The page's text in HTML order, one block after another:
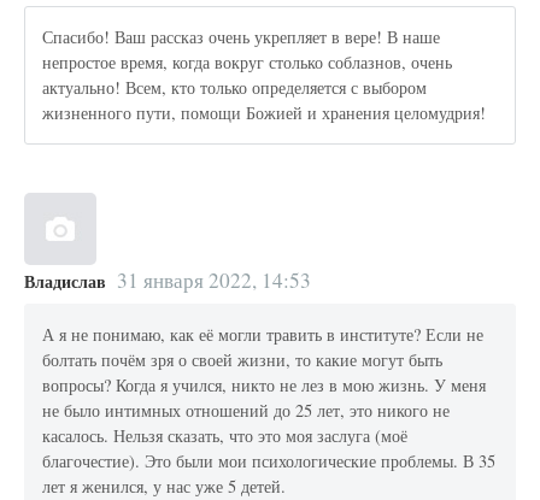
Спасибо! Ваш рассказ очень укрепляет в вере! В наше
непростое время, когда вокруг столько соблазнов, очень
актуально! Всем, кто только определяется с выбором
жизненного пути, помощи Божией и хранения целомудрия!
Владислав 31 января 2022, 14:53
А я не понимаю, как её могли травить в институте? Если не
болтать почём зря о своей жизни, то какие могут быть
вопросы? Когда я учился, никто не лез в мою жизнь. У меня
не было интимных отношений до 25 лет, это никого не
касалось. Нельзя сказать, что это моя заслуга (моё
благочестие). Это были мои психологические проблемы. В 35
лет я женился, у нас уже 5 детей.